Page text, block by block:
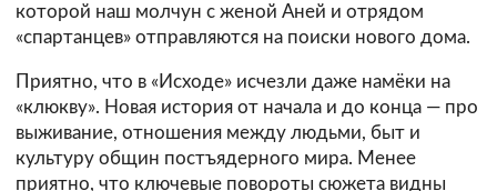
которой наш молчун с женой Аней и отрядом
«спартанцев» отправляются на поиски нового дома.
Приятно, что в «Исходе» исчезли даже намёки на
«клюкву». Новая история от начала и до конца — про
выживание, отношения между людьми, быт и
культуру общин постъядерного мира. Менее
приятно, что ключевые повороты сюжета видны